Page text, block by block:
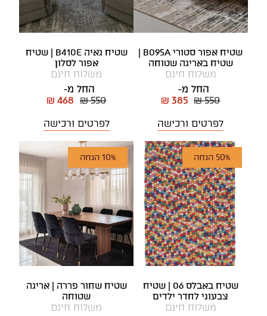
שטיח באריגה שטוחה
משלוח חינם
החל מ-
₪ 550
₪ 385
לפרטים ורכישה
שטיח גאיה B410E | שטיח
אפור לסלון
משלוח חינם
החל מ-
₪ 550
₪ 468
לפרטים ורכישה
50% הנחה
שטיח באבלס 06 | שטיח
צבעוני לחדר ילדים
משלוח חינם
10% הנחה
שטיח שחור פררה | אריגה
שטוחה
משלוח חינם